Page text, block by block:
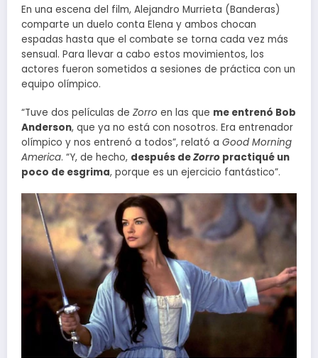
En una escena del film, Alejandro Murrieta (Banderas)
comparte un duelo conta Elena y ambos chocan
espadas hasta que el combate se torna cada vez más
sensual. Para llevar a cabo estos movimientos, los
actores fueron sometidos a sesiones de práctica con un
equipo olímpico.
“Tuve dos películas de Zorro en las que me entrenó Bob
Anderson, que ya no está con nosotros. Era entrenador
olímpico y nos entrenó a todos”, relató a Good Morning
America. “Y, de hecho, después deZorro practiqué un
poco de esgrima, porque es un ejercicio fantástico”.